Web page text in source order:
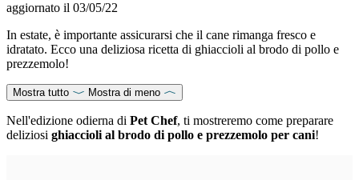
aggiornato il 03/05/22
In estate, è importante assicurarsi che il cane rimanga fresco e
idratato. Ecco una deliziosa ricetta di ghiaccioli al brodo di pollo e
prezzemolo!
Mostra tutto Mostra di meno
Nell'edizione odierna di Pet Chef, ti mostreremo come preparare
deliziosi ghiaccioli al brodo di pollo e prezzemolo per cani!